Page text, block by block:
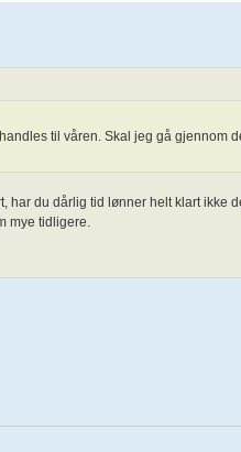
til våren. Skal jeg gå gjennom
har du dårlig tid lønner helt klart ikke
mye tidligere.